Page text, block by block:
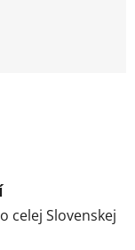
celej Slovenskej